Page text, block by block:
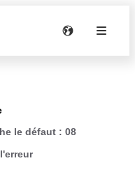
le défaut : 08